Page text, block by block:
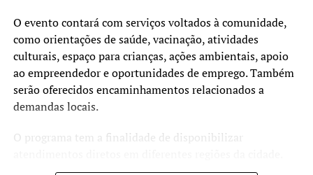
O evento contará com serviços voltados à comunidade,
como orientações de saúde, vacinação, atividades
culturais, espaço para crianças, ações ambientais, apoio
ao empreendedor e oportunidades de emprego. Também
serão oferecidos encaminhamentos relacionados a
demandas locais.
O programa tem a finalidade de disponibilizar